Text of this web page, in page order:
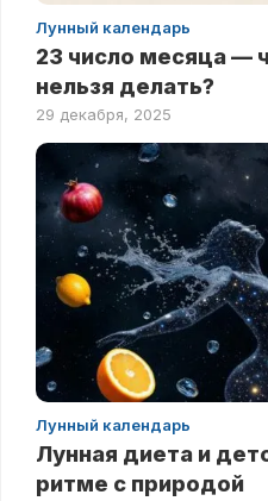
Лунный календарь
23 число месяца —
нельзя делать?
29 декабря, 2025
Лунный календарь
Лунная диета и
ритме с природой